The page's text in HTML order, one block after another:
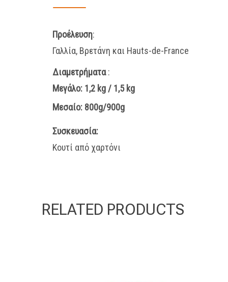
Προέλευση:
Γαλλία, Βρετάνη και Hauts-de-France
Διαμετρήματα:
Μεγάλο: 1,2 kg / 1,5 kg
Μεσαίο: 800g/900g
Συσκευασία:
Κουτί από χαρτόνι
RELATED PRODUCTS